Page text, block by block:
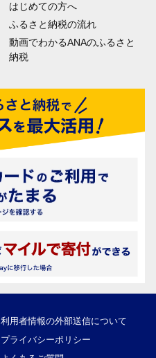
はじめての方へ
ふるさと納税の流れ
動画でわかるANAのふるさと
納税
利用者情報の外部送信について
プライバシーポリシー